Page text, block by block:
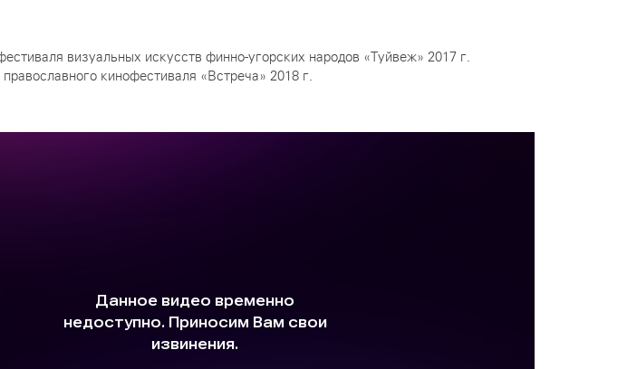
визуальных искусств финно-угорских народов «Туйвеж» 2017 г.
кинофестиваля «Встреча» 2018 г.